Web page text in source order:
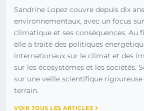
Sandrine Lopez couvre depuis dix
environnementaux, avec un focus
climatique et ses conséquences. Au
elle a traité des politiques
internationaux sur le climat et des
sur les écosystèmes et les sociétés.
sur une veille scientifique
terrain.
VOIR TOUS LES ARTICLES